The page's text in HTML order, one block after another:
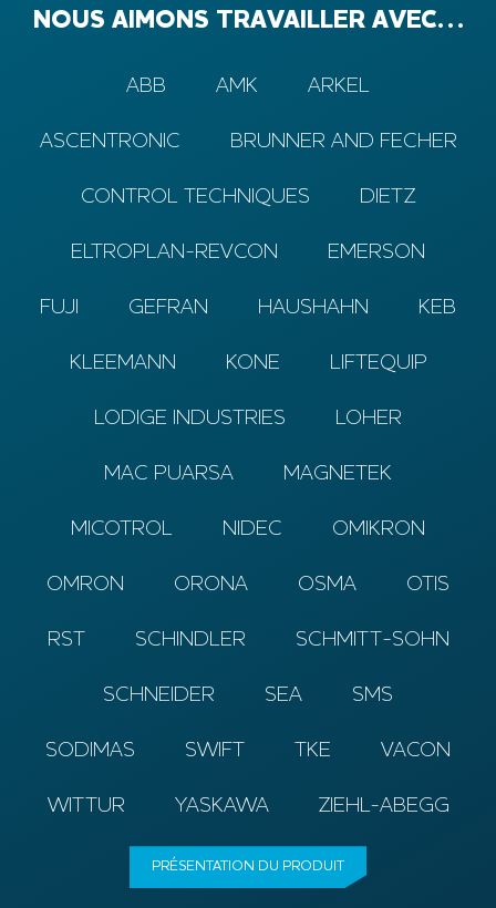
NOUS AIMONS TRAVAILLER AVEC…
ABB AMK ARKEL
ASCENTRONIC BRUNNER AND FECHER
CONTROL TECHNIQUES DIETZ
ELTROPLAN-REVCON EMERSON
FUJI GEFRAN HAUSHAHN KEB
KLEEMANN KONE LIFTEQUIP
LODIGE INDUSTRIES LOHER
MAC PUARSA MAGNETEK
MICOTROL NIDEC OMIKRON
OMRON ORONA OSMA OTIS
RST SCHINDLER SCHMITT-SOHN
SCHNEIDER SEA SMS
SODIMAS SWIFT TKE VACON
WITTUR YASKAWA ZIEHL-ABEGG
PRÉSENTATION DU PRODUIT